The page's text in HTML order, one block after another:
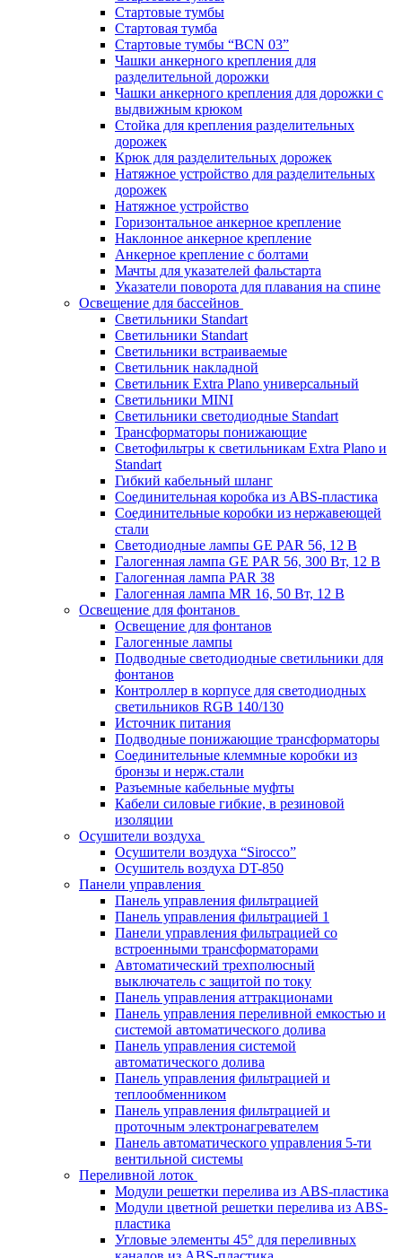
Стартовые тумбы
Стартовая тумба
Стартовые тумбы “BCN 03”
Чашки анкерного крепления для
разделительной дорожки
Чашки анкерного крепления для дорожки с
выдвижным крюком
Стойка для крепления разделительных
дорожек
Крюк для разделительных дорожек
Натяжное устройство для разделительных
дорожек
Натяжное устройство
Горизонтальное анкерное крепление
Наклонное анкерное крепление
Анкерное крепление с болтами
Мачты для указателей фальстарта
Указатели поворота для плавания на спине
Освещение для бассейнов
Светильники Standart
Светильники Standart
Светильники встраиваемые
Светильник накладной
Светильник Extra Plano универсальный
Светильники MINI
Светильники светодиодные Standart
Трансформаторы понижающие
Светофильтры к светильникам Extra Plano и
Standart
Гибкий кабельный шланг
Соединительная коробка из ABS-пластика
Соединительные коробки из нержавеющей
стали
Светодиодные лампы GE PAR 56, 12 В
Галогенная лампа GE PAR 56, 300 Вт, 12 В
Галогенная лампа PAR 38
Галогенная лампа MR 16, 50 Вт, 12 В
Освещение для фонтанов
Освещение для фонтанов
Галогенные лампы
Подводные светодиодные светильники для
фонтанов
Контроллер в корпусе для светодиодных
светильников RGB 140/130
Источник питания
Подводные понижающие трансформаторы
Соединительные клеммные коробки из
бронзы и нерж.стали
Разъемные кабельные муфты
Кабели силовые гибкие, в резиновой
изоляции
Осушители воздуха
Осушители воздуха “Sirocco”
Осушитель воздуха DT-850
Панели управления
Панель управления фильтрацией
Панель управления фильтрацией 1
Панели управления фильтрацией cо
встроенными трансформаторами
Автоматический трехполюсный
выключатель с защитой по току
Панель управления аттракционами
Панель управления переливной емкостью и
системой автоматического долива
Панель управления системой
автоматического долива
Панель управления фильтрацией и
теплообменником
Панель управления фильтрацией и
проточным электронагревателем
Панель автоматического управления 5-ти
вентильной системы
Переливной лоток
Модули решетки перелива из ABS-пластика
Модули цветной решетки перелива из ABS-
пластика
Угловые элементы 45° для переливных